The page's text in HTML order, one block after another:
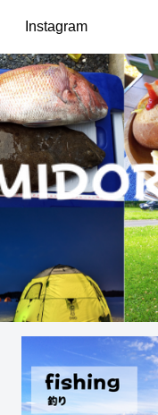
Instagram